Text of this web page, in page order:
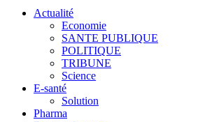
Actualité
Economie
SANTE PUBLIQUE
POLITIQUE
TRIBUNE
Science
E-santé
Solution
Pharma